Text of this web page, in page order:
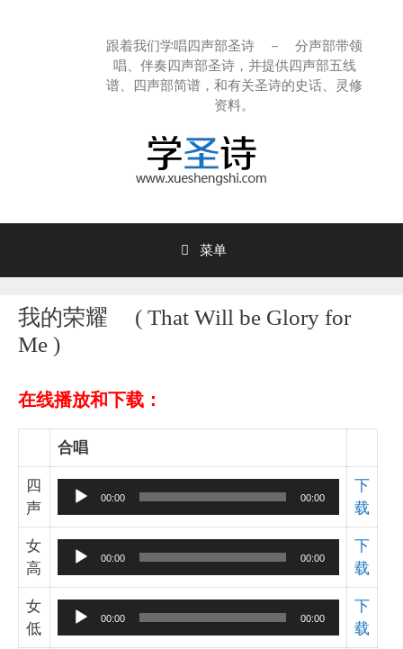
跟着我们学唱四声部圣诗 － 分声部带领
唱、伴奏四声部圣诗，并提供四声部五线
谱、四声部简谱，和有关圣诗的史话、灵修
资料。
菜单
我的荣耀 ( That Will be Glory for
Me )
在线播放和下载：
合唱
四
声
频
器
00:00 00:00
下
载
女
高
频
器
00:00 00:00
下
载
女
低
频
00:00 00:00
下
载